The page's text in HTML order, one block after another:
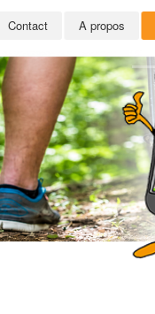
Contact A propos